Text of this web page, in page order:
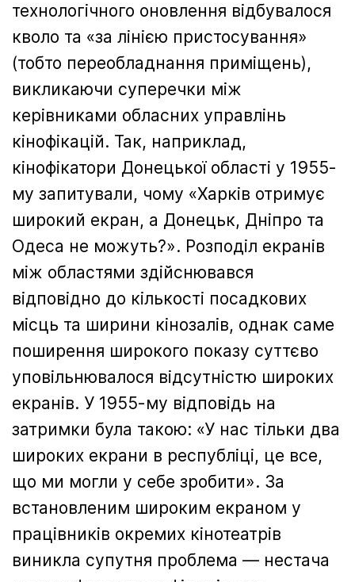
технологічного оновлення відбувалося
кволо та «за лінією пристосування»
(тобто переобладнання приміщень),
викликаючи суперечки між
керівниками обласних управлінь
кінофікацій. Так, наприклад,
кінофікатори Донецької області у 1955-
му запитували, чому «Харків отримує
широкий екран, а Донецьк, Дніпро та
Одеса не можуть?». Розподіл екранів
між областями здійснювався
відповідно до кількості посадкових
місць та ширини кінозалів, однак саме
поширення широкого показу суттєво
уповільнювалося відсутністю широких
екранів. У 1955-му відповідь на
затримки була такою: «У нас тільки два
широких екрани в республіці, це все,
що ми могли у себе зробити». За
встановленим широким екраном у
працівників окремих кінотеатрів
виникла супутня проблема — нестача